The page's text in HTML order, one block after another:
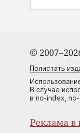
©
Полистать
В случае
в no-index,
Реклама в